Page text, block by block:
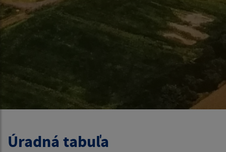
Úradná tabuľa